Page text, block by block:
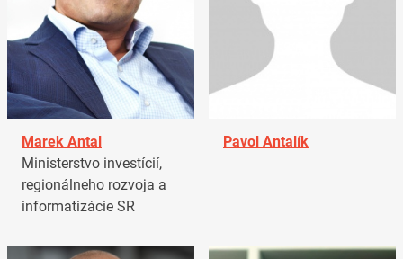
Marek Antal
Ministerstvo investícií,
regionálneho rozvoja a
informatizácie SR
Pavol Antalík